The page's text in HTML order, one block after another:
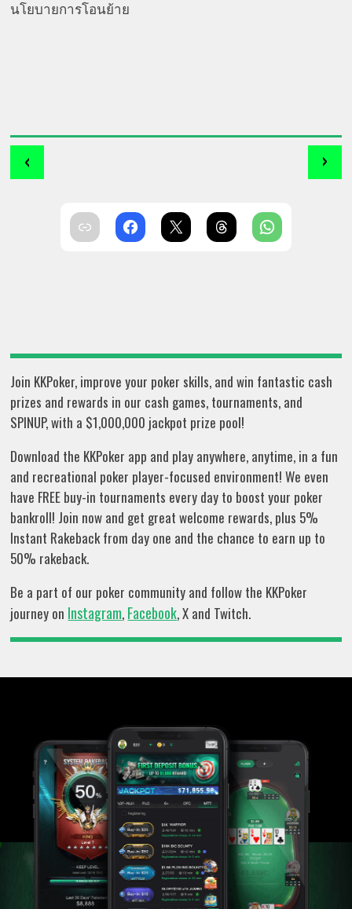
นโยบายการโอนย้าย
‹ ›
Join KKPoker, improve your poker skills, and win fantastic cash
prizes and rewards in our cash games, tournaments, and
SPINUP, with a $1,000,000 jackpot prize pool!
Download the KKPoker app and play anywhere, anytime, in a fun
and recreational poker player-focused environment! We even
have FREE buy-in tournaments every day to boost your poker
bankroll! Join now and get great welcome rewards, plus 5%
Instant Rakeback from day one and the chance to earn up to
50% rakeback.
Be a part of our poker community and follow the KKPoker
journey on Instagram, Facebook, X and Twitch.